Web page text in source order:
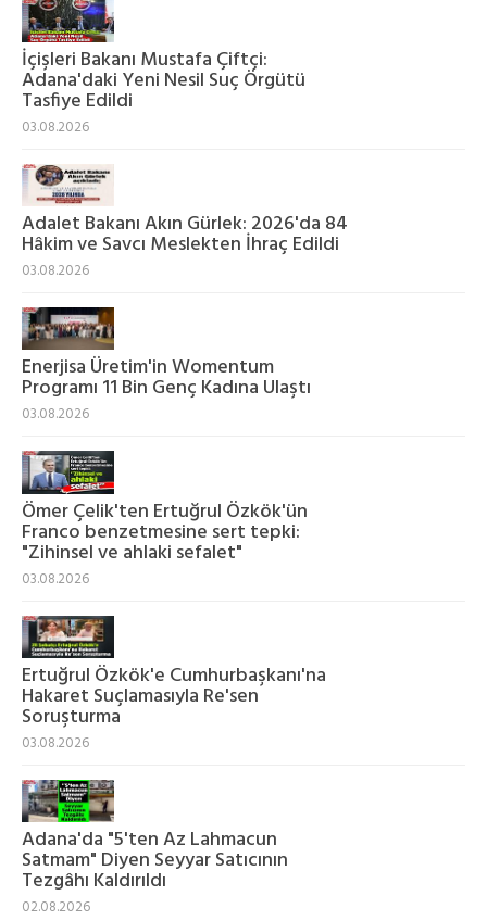
İçişleri Bakanı Mustafa Çiftçi:
Adana'daki Yeni Nesil Suç Örgütü
Tasfiye Edildi
03.08.2026
Adalet Bakanı Akın Gürlek: 2026'da 84
Hâkim ve Savcı Meslekten İhraç Edildi
03.08.2026
Enerjisa Üretim'in Womentum
Programı 11 Bin Genç Kadına Ulaştı
03.08.2026
Ömer Çelik'ten Ertuğrul Özkök'ün
Franco benzetmesine sert tepki:
"Zihinsel ve ahlaki sefalet"
03.08.2026
Ertuğrul Özkök'e Cumhurbaşkanı'na
Hakaret Suçlamasıyla Re'sen
Soruşturma
03.08.2026
Adana'da "5'ten Az Lahmacun
Satmam" Diyen Seyyar Satıcının
Tezgâhı Kaldırıldı
02.08.2026